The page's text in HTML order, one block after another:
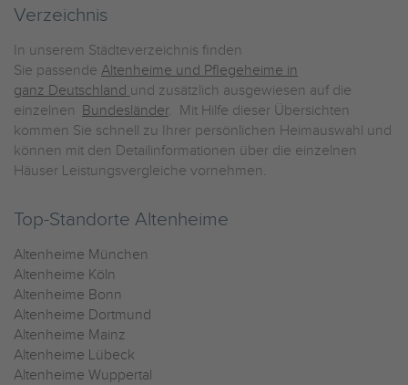
Verzeichnis
In unserem Städteverzeichnis finden
Sie passende Altenheime und Pflegeheime in
ganz Deutschland und zusätzlich ausgewiesen auf die
einzelnen Bundesländer. Mit Hilfe dieser Übersichten
kommen Sie schnell zu Ihrer persönlichen Heimauswahl und
können mit den Detailinformationen über die einzelnen
Häuser Leistungsvergleiche vornehmen.
Top-Standorte Altenheime
Altenheime München
Altenheime Köln
Altenheime Bonn
Altenheime Dortmund
Altenheime Mainz
Altenheime Lübeck
Altenheime Wuppertal